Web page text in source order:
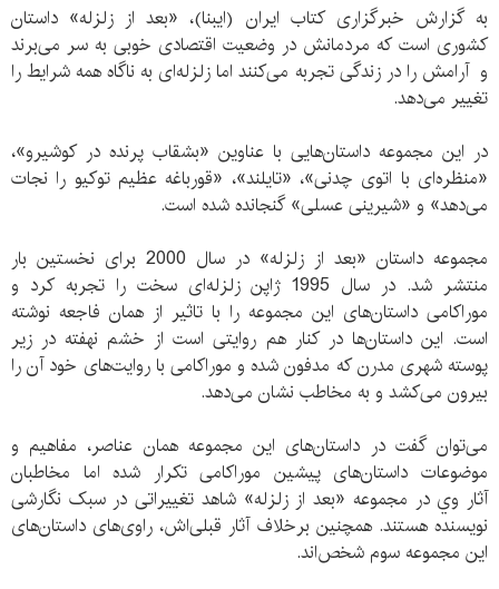
به گزارش خبرگزاری کتاب ایران (ایبنا)، «بعد از زلزله» داستان
کشوری است که مردمانش در وضعیت اقتصادی خوبی به سر می‌برند
و آرامش را در زندگی تجربه می‌کنند اما زلزله‌ای به ناگاه همه شرایط را
تغییر می‌دهد.
در این مجموعه داستان‌هایی با عناوین «بشقاب پرنده در کوشیرو»،
«منظره‌ای با اتوی چدنی»، «تایلند»، «قورباغه عظیم توکیو را نجات
می‌دهد» و «شیرینی عسلی» گنجانده شده است.
مجموعه داستان «بعد از زلزله» در سال 2000 برای نخستین بار
منتشر شد. در سال 1995 ژاپن زلزله‌ای سخت را تجربه کرد و
موراکامی داستان‌های این مجموعه را با تاثیر از همان فاجعه نوشته
است. این داستان‌ها در کنار هم روایتی است از خشم نهفته در زیر
پوسته شهری مدرن که مدفون شده و موراکامی با روایت‌های خود آن را
بیرون می‌کشد و به مخاطب نشان می‌دهد.
می‌توان گفت در داستان‌های این مجموعه همان عناصر، مفاهیم و
موضوعات داستان‌های پیشین موراکامی تکرار شده اما مخاطبان
آثار وي در مجموعه «بعد از زلزله» شاهد تغییراتی در سبک نگارشی
نویسنده هستند. همچنین برخلاف آثار قبلی‌اش، راوی‌های داستان‌های
این مجموعه سوم شخص‌اند.